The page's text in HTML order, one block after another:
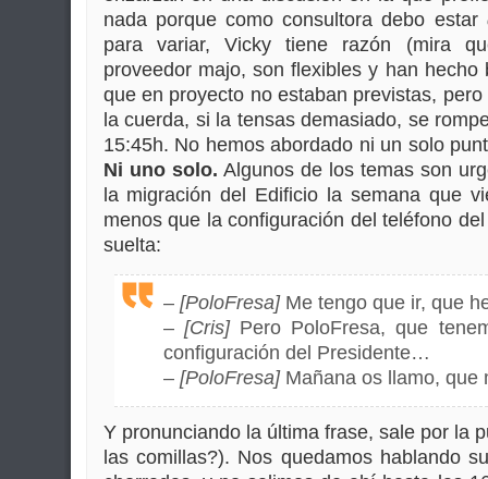
nada porque como consultora debo estar
para variar, Vicky tiene razón (mira
proveedor majo, son flexibles y han
que en proyecto no estaban previstas,
la cuerda, si la tensas demasiado, se
15:45h. No hemos abordado ni un solo
Ni uno solo. Algunos de los temas son
la migración del Edificio la semana que
menos que la configuración del teléfono
suelta:
– [PoloFresa]Me tengo que ir, que
– [Cris]Pero PoloFresa, que
configuración del Presidente…
– [PoloFresa]Mañana os llamo, que
Y pronunciando la última frase, sale por la
las comillas?). Nos quedamos hablando